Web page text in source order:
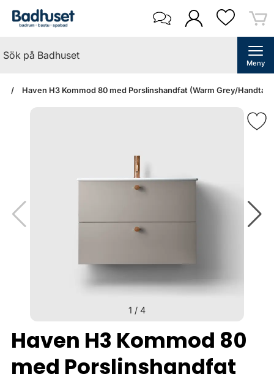
Meny
Haven H3 Kommod 80 med Porslinshandfat (Warm Grey/Handtag
1 / 4
Haven H3 Kommod 80
med Porslinshandfat